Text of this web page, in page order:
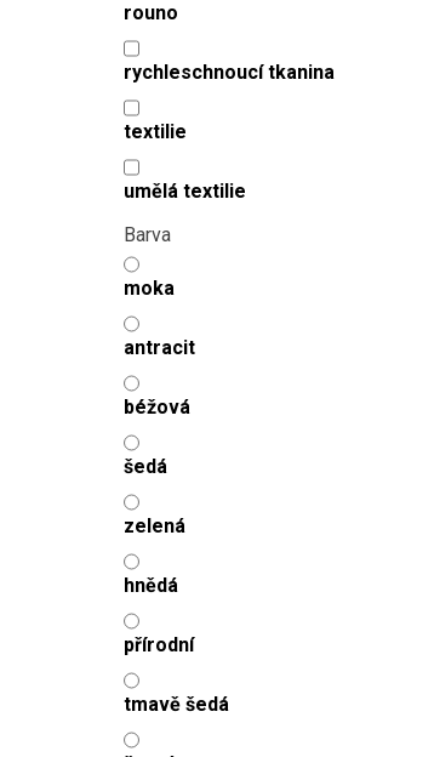
rouno
rychleschnoucí tkanina
textilie
umělá textilie
Barva
moka
antracit
béžová
šedá
zelená
hnědá
přírodní
tmavě šedá